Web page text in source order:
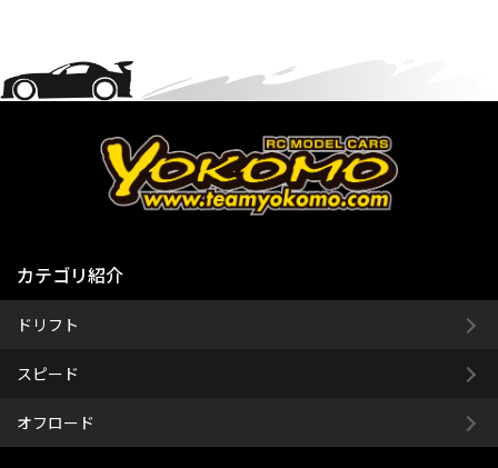
カテゴリ紹介
ドリフト
スピード
オフロード